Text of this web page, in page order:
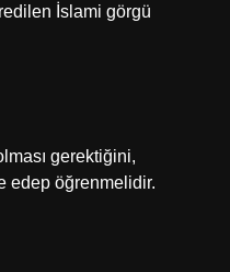
İslami görgü
gerektiğini,
edep öğrenmelidir.